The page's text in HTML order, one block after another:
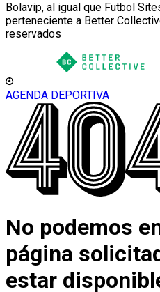
Bolavip, al igual que Futbol
perteneciente a Better
reservados
AGENDA DEPORTIVA
No podemos
página
estar